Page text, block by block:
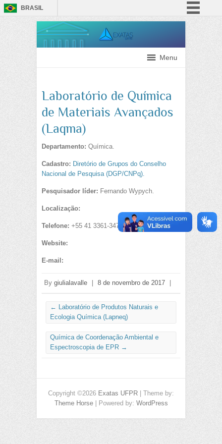
BRASIL
ParticipeMenu
Laboratório de Química
de Materiais Avançados
(Laqma)
Departamento: Química.
Cadastro: Diretório de Grupos do Conselho
Nacional de Pesquisa (DGP/CNPq).
Pesquisador líder: Fernando Wypych.
Localização:
Telefone: +55 41 3361-3473
Website:
E-mail:
By giulialavalle | 8 de novembro de 2017 |
← Laboratório de Produtos Naturais e
Ecologia Química (Lapneq)
Química de Coordenação Ambiental e
Espectroscopia de EPR →
Copyright ©2026 Exatas UFPR | Theme by:
Theme Horse| Powered by: WordPress